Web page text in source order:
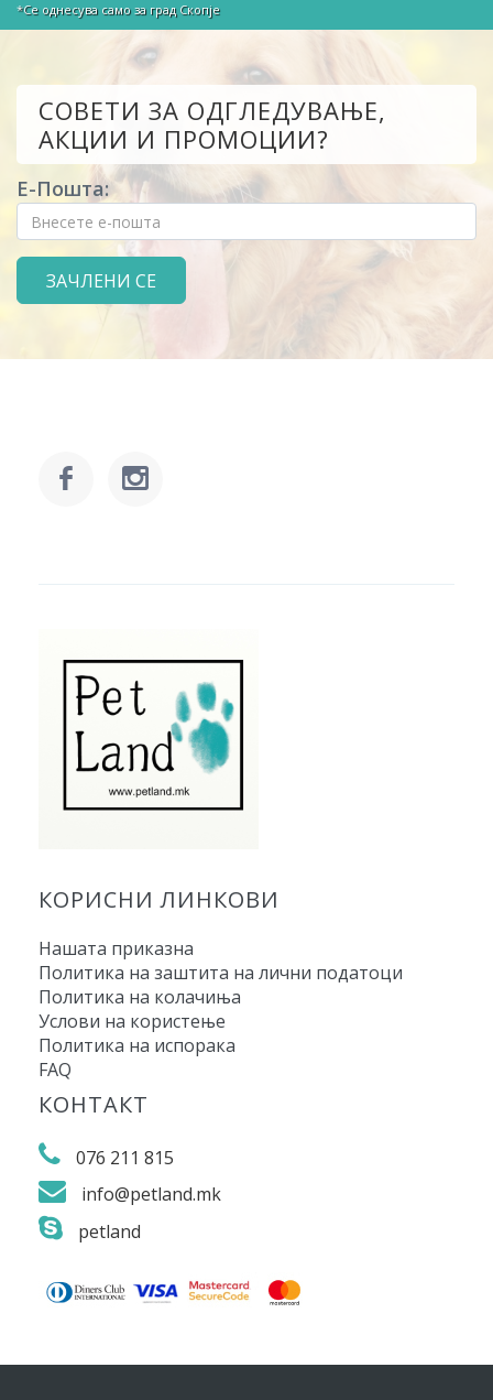
*Се однесува само за град Скопје
СОВЕТИ ЗА ОДГЛЕДУВАЊЕ,
АКЦИИ И ПРОМОЦИИ?
Е-Пошта:
КОРИСНИ ЛИНКОВИ
Нашата приказна
Политика на заштита на лични податоци
Политика на колачиња
Услови на користење
Политика на испорака
FAQ
КОНТАКТ
076 211 815
info@petland.mk
petland